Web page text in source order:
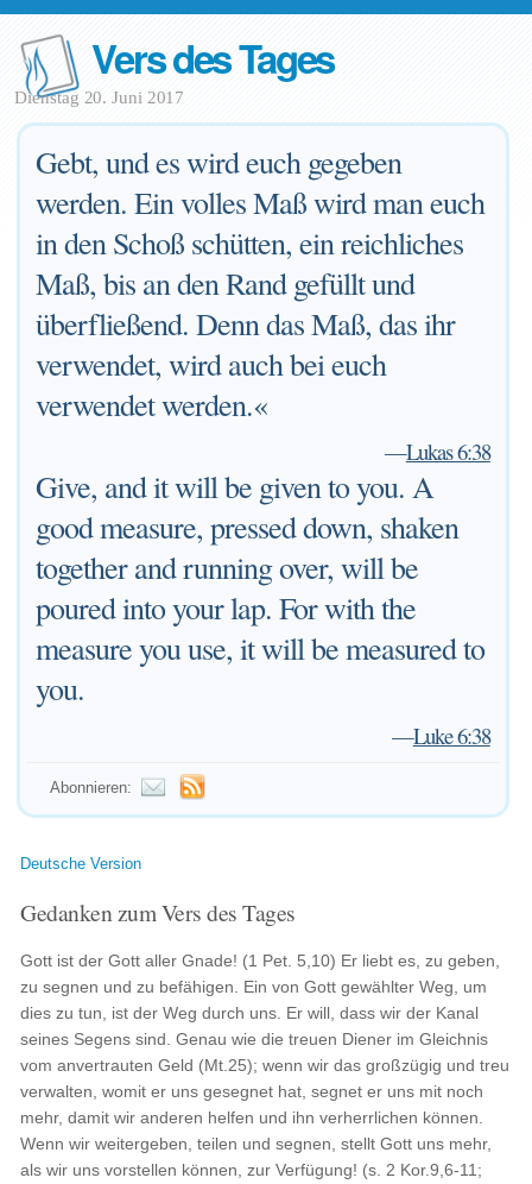
Vers des Tages
Dienstag 20. Juni 2017
Gebt, und es wird euch gegeben
werden. Ein volles Maß wird man euch
in den Schoß schütten, ein reichliches
Maß, bis an den Rand gefüllt und
überfließend. Denn das Maß, das ihr
verwendet, wird auch bei euch
verwendet werden.«
—Lukas 6:38
Give, and it will be given to you. A
good measure, pressed down, shaken
together and running over, will be
poured into your lap. For with the
measure you use, it will be measured to
you.
—Luke 6:38
Abonnieren:
Deutsche Version
Gedanken zum Vers des Tages
Gott ist der Gott aller Gnade! (1 Pet. 5,10) Er liebt es, zu geben,
zu segnen und zu befähigen. Ein von Gott gewählter Weg, um
dies zu tun, ist der Weg durch uns. Er will, dass wir der Kanal
seines Segens sind. Genau wie die treuen Diener im Gleichnis
vom anvertrauten Geld (Mt.25); wenn wir das großzügig und treu
verwalten, womit er uns gesegnet hat, segnet er uns mit noch
mehr, damit wir anderen helfen und ihn verherrlichen können.
Wenn wir weitergeben, teilen und segnen, stellt Gott uns mehr,
als wir uns vorstellen können, zur Verfügung! (s. 2 Kor.9,6-11;